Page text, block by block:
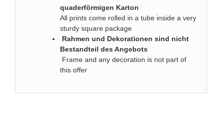
quaderförmigen Karton
All prints come rolled in a tube inside a very
sturdy square package
Rahmen und Dekorationen sind nicht
Bestandteil des Angebots
Frame and any decoration is not part of
this offer